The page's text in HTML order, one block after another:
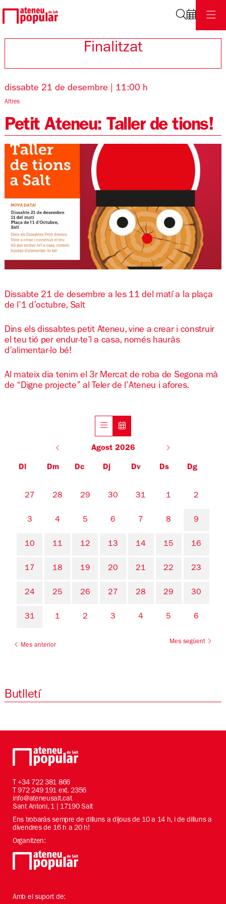
Finalitzat
dissabte 21 de desembre 11:00 h
Altres
Petit Ateneu: Taller de tions!
Dissabte 21 de desembre a les 11 del matí a la plaça
de l’1 d’octubre, Salt
Dins els dissabtes petit Ateneu, vine a crear i construir
el teu tió per endur-te’l a casa, només hauràs
d’alimentar-lo bé!
Al mateix dia tenim el3r Mercat de roba de Segona mà
de “Digne projecte” al Teler de l’Ateneu i afores.
Agost 2026
Dl Dm Dc Dj Dv Ds Dg
No hi ha cap activitat aquest mes
27 28 29 30 31 1 2
3 4 5 6 7 8 9
10 11 12 13 14 15 16
17 18 19 20 21 22 23
24 25 26 27 28 29 30
31 1 2 3 4 5 6
Mes anterior
Mes següent
Butlletí
T+34 722 381 866
T 972 249 191 ext. 2356
info@ateneusalt.cat
Sant Antoni, 1 | 17190 Salt
Ens trobaràs sempre de dilluns a dijous de 10 a 14 h, i de dilluns a
divendres de 16 h a 20 h!
Organitzen:
Amb el suport de: